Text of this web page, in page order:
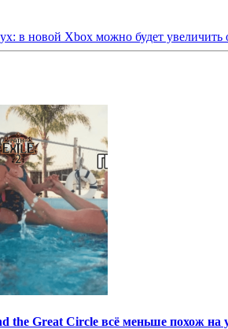
в новой Xbox можно будет увеличить
the Great Circle всё меньше похож на